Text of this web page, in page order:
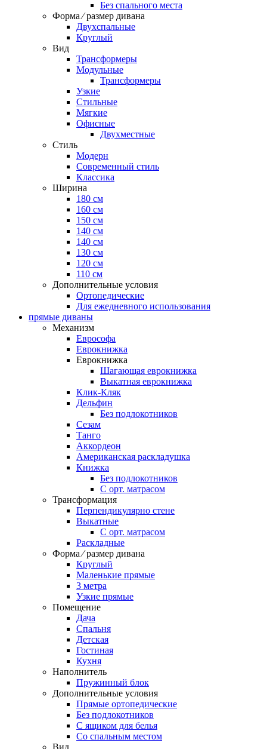
Без спального места
Форма ⁄ размер дивана
Двухспальные
Круглый
Вид
Трансформеры
Модульные
Трансформеры
Узкие
Стильные
Мягкие
Офисные
Двухместные
Стиль
Модерн
Современный стиль
Классика
Ширина
180 см
160 см
150 см
140 см
140 см
130 см
120 см
110 см
Дополнительные условия
Ортопедические
Для ежедневного использования
прямые диваны
Механизм
Еврософа
Еврокнижка
Еврокнижка
Шагающая еврокнижка
Выкатная еврокнижка
Клик-Кляк
Дельфин
Без подлокотников
Сезам
Танго
Аккордеон
Американская раскладушка
Книжка
Без подлокотников
С орт. матрасом
Трансформация
Перпендикулярно стене
Выкатные
С орт. матрасом
Раскладные
Форма ⁄ размер дивана
Круглый
Маленькие прямые
3 метра
Узкие прямые
Помещение
Дача
Спальня
Детская
Гостиная
Кухня
Наполнитель
Пружинный блок
Дополнительные условия
Прямые ортопедические
Без подлокотников
С ящиком для белья
Со спальным местом